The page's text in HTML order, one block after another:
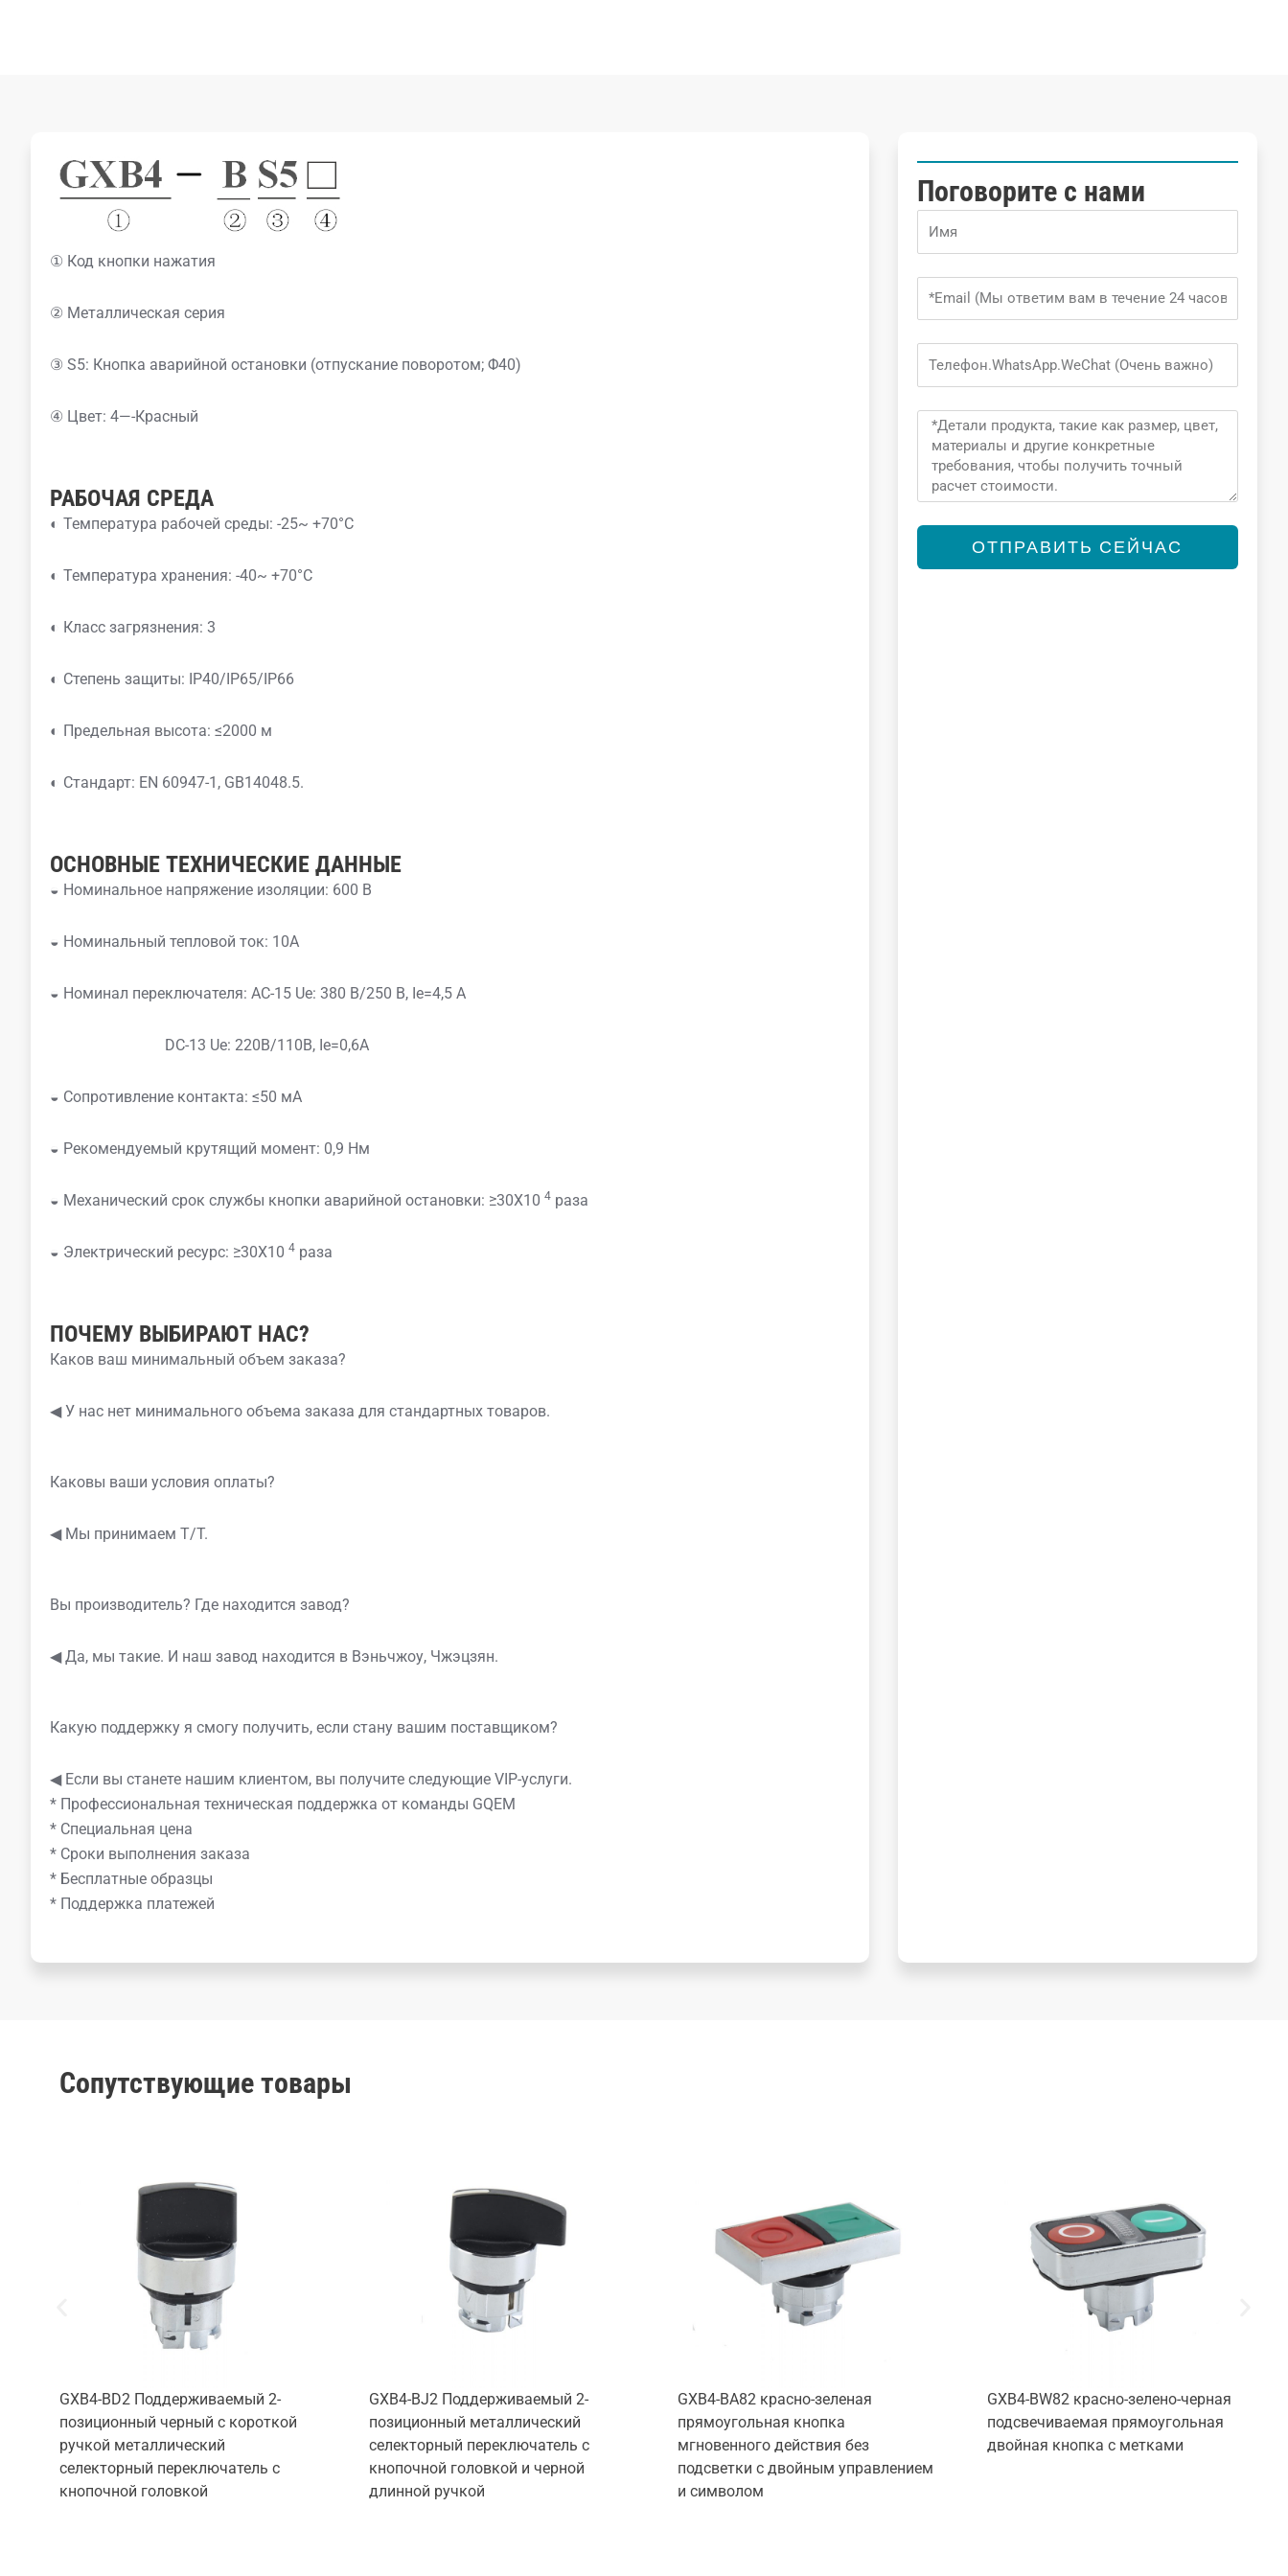
① Код кнопки нажатия
② Металлическая серия
③ S5: Кнопка аварийной остановки (отпускание поворотом; Φ40)
④ Цвет: 4—-Красный
РАБОЧАЯ СРЕДА
◐ Температура рабочей среды: -25~ +70°C
◐ Температура хранения: -40~ +70°C
◐ Класс загрязнения: 3
◐ Степень защиты: IP40/IP65/IP66
◐ Предельная высота: ≤2000 м
◐ Стандарт: EN 60947-1, GB14048.5.
ОСНОВНЫЕ ТЕХНИЧЕСКИЕ ДАННЫЕ
◒ Номинальное напряжение изоляции: 600 В
◒ Номинальный тепловой ток: 10А
◒ Номинал переключателя: AC-15 Ue: 380 В/250 В, Ie=4,5 А
DC-13 Ue: 220В/110В, Ie=0,6A
◒ Сопротивление контакта: ≤50 мА
◒ Рекомендуемый крутящий момент: 0,9 Нм
◒ Механический срок службы кнопки аварийной остановки: ≥30X10 4 раза
◒ Электрический ресурс: ≥30X10 4 раза
ПОЧЕМУ ВЫБИРАЮТ НАС?
Каков ваш минимальный объем заказа?
◀ У нас нет минимального объема заказа для стандартных товаров.
Каковы ваши условия оплаты?
◀ Мы принимаем T/T.
Вы производитель? Где находится завод?
◀ Да, мы такие. И наш завод находится в Вэньчжоу, Чжэцзян.
Какую поддержку я смогу получить, если стану вашим поставщиком?
◀ Если вы станете нашим клиентом, вы получите следующие VIP-услуги.
* Профессиональная техническая поддержка от команды GQEM
* Специальная цена
* Сроки выполнения заказа
* Бесплатные образцы
* Поддержка платежей
Поговорите с нами
Email
Message
ОТПРАВИТЬ СЕЙЧАС
Сопутствующие товары
GXB4-BD2 Поддерживаемый 2-
позиционный черный с короткой
ручкой металлический
селекторный переключатель с
кнопочной головкой
GXB4-BJ2 Поддерживаемый 2-
позиционный металлический
селекторный переключатель с
кнопочной головкой и черной
длинной ручкой
GXB4-BA82 красно-зеленая
прямоугольная кнопка
мгновенного действия без
подсветки с двойным управлением
и символом
GXB4-BW82 красно-зелено-черная
подсвечиваемая прямоугольная
двойная кнопка с метками